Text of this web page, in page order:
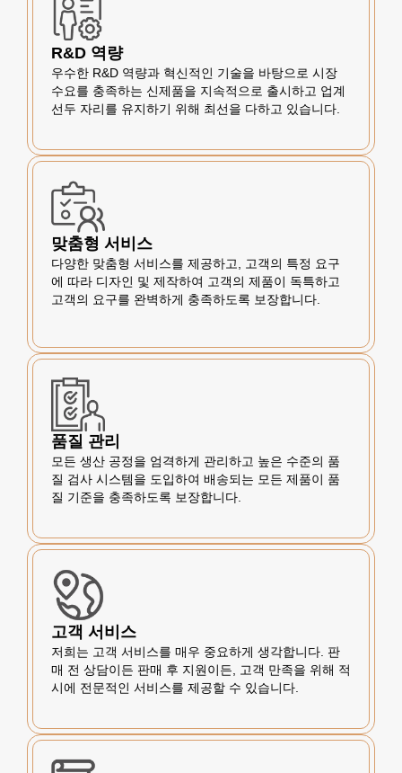
R&D 역량
우수한 R&D 역량과 혁신적인 기술을 바탕으로 시장
수요를 충족하는 신제품을 지속적으로 출시하고 업계
선두 자리를 유지하기 위해 최선을 다하고 있습니다.
맞춤형 서비스
다양한 맞춤형 서비스를 제공하고, 고객의 특정 요구
에 따라 디자인 및 제작하여 고객의 제품이 독특하고
고객의 요구를 완벽하게 충족하도록 보장합니다.
품질 관리
모든 생산 공정을 엄격하게 관리하고 높은 수준의 품
질 검사 시스템을 도입하여 배송되는 모든 제품이 품
질 기준을 충족하도록 보장합니다.
고객 서비스
저희는 고객 서비스를 매우 중요하게 생각합니다. 판
매 전 상담이든 판매 후 지원이든, 고객 만족을 위해 적
시에 전문적인 서비스를 제공할 수 있습니다.